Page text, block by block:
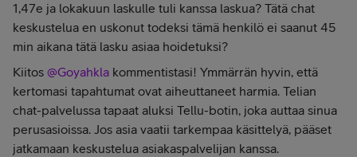
1,47e ja lokakuun laskulle tuli kanssa laskua? Tätä chat
keskustelua en uskonut todeksi tämä henkilö ei saanut 45
min aikana tätä lasku asiaa hoidetuksi?
Kiitos ​ @Goyahkla kommentistasi! Ymmärrän hyvin, että
kertomasi tapahtumat ovat aiheuttaneet harmia. Telian
chat-palvelussa tapaat aluksi Tellu-botin, joka auttaa sinua
perusasioissa. Jos asia vaatii tarkempaa käsittelyä, pääset
jatkamaan keskustelua asiakaspalvelijan kanssa.